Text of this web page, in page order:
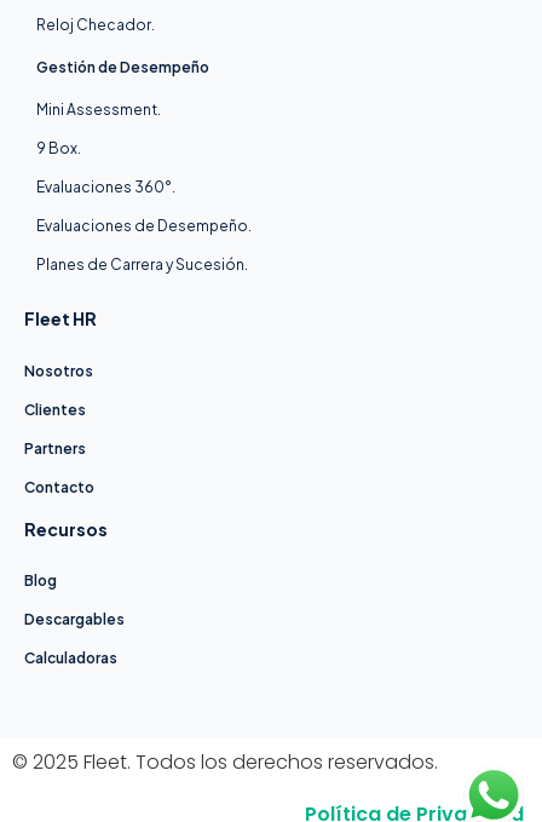
Reloj Checador.
Gestión de Desempeño
Mini Assessment.
9 Box.
Evaluaciones 360°.
Evaluaciones de Desempeño.
Planes de Carrera y Sucesión.
Fleet HR
Nosotros
Clientes
Partners
Contacto
Recursos
Blog
Descargables
Calculadoras
© 2025 Fleet. Todos los derechos reservados.
Política de Privacidad